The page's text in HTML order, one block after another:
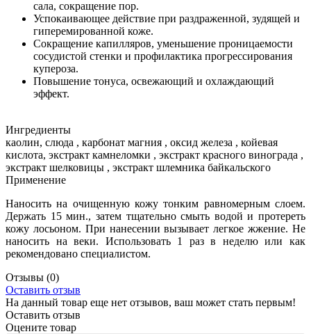
сала, сокращение пор.
Успокаивающее действие при раздраженной, зудящей и
гиперемированной коже.
Сокращение капилляров, уменьшение проницаемости
сосудистой стенки и профилактика прогрессирования
купероза.
Повышение тонуса, освежающий и охлаждающий
эффект.
Ингредиенты
каолин, слюда , карбонат магния , оксид железа , койевая
кислота, экстракт камнеломки , экстракт красного винограда ,
экстракт шелковицы , экстракт шлемника байкальского
Применение
Наносить на очищенную кожу тонким равномерным слоем.
Держать 15 мин., затем тщательно смыть водой и протереть
кожу лосьоном. При нанесении вызывает легкое жжение. Не
наносить на веки. Использовать 1 раз в неделю или как
рекомендовано специалистом.
Отзывы (0)
Оставить отзыв
На данный товар еще нет отзывов, ваш может стать первым!
Оставить отзыв
Оцените товар